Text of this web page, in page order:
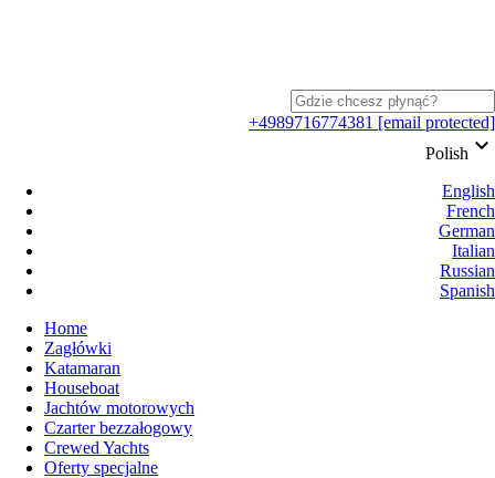
+4989716774381 [email protected]
Polish keyboard_arrow_down
English
French
German
Italian
Russian
Spanish
Home
Zagłówki
Katamaran
Houseboat
Jachtów motorowych
Czarter bezzałogowy
Crewed Yachts
Oferty specjalne